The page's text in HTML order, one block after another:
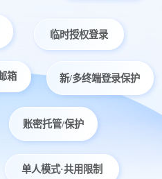
临时授权登录
箱 新/多终端登录保护
账密托管/保护
单人模式·共用限制